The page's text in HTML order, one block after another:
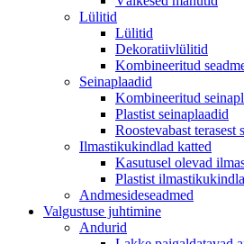
Lülitid
Lülitid
Dekoratiivlülitid
Kombineeritud
Seinaplaadid
Kombineeritud
Plastist seinaplaadid
Roostevabast terasest
Ilmastikukindlad katted
Kasutusel olevad
Plastist
Andmesideseadmed
Valgustuse juhtimine
Andurid